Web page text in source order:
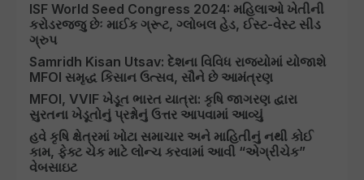
ISF World Seed Congress 2024: મહિલાઓ ખેતીની
કરોડરજ્જુ છેઃ માઈક ગ્રૂટ, ગ્લોબલ હેડ, ઈસ્ટ-વેસ્ટ સીડ
ગ્રુપ
Samridh Kisan Utsav: દેશના વિવિધ રાજ્યોમાં યોજાશે
MFOI સમૃદ્ધ કિસાન ઉત્સવ, સૌને છે આમંત્રણ
MFOI, VVIF ખેડૂત ભારત યાત્રા: કૃષિ જાગરણ દ્વારા
સુરતના ખેડૂતોનું પ્રશ્નોનું ઉત્તર આપવામાં આવ્ચું
હવે કૃષિ ક્ષેત્રમાં ખોટા સમાચાર અને માહિતીનું નથી કોઈ
કામ, ફેક્ટ ચેક માટે લોન્ચ કરવામાં આવી “એગ્રીચેક”
વેબસાઇટ